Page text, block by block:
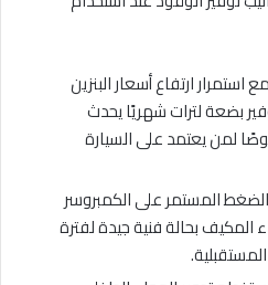
مع استمرار ارتفاع أسعار البنزين
بضعة لترات شهريًا يحدث
لمن يعتمد على السيارة
المستمر على الكمبروسر
بحالة فنية جيدة لفترة